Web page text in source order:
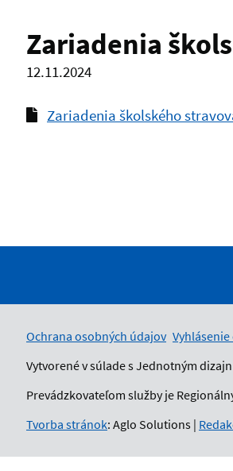
Zariadenia
12.11.2024
Zariadenia školského
Ochrana osobných údajov
Vytvorené v súlade s Jednotným
Prevádzkovateľom služby je
Tvorba stránok: Aglo Solutions |